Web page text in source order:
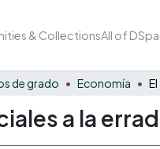
& CollectionsAll of
de grado Economía
a la